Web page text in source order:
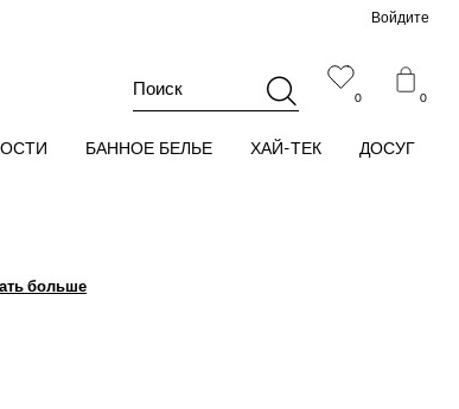
больше
больше
0 0
Поиск
Войдите
БАННОЕ БЕЛЬЕ ХАЙ-ТЕК ДОСУГ